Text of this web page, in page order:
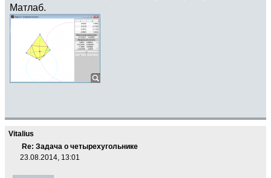
Матлаб.
Vitalius
Re: Задача о четырехугольнике
23.08.2014, 13:01